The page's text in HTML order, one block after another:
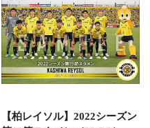
【柏レイソル】2022シーズン